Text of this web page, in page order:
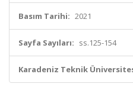
Basım Tarihi: 2021
Sayfa Sayıları: ss.125-154
Karadeniz Teknik